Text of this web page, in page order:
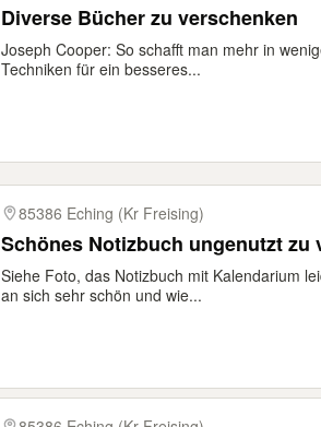
Diverse Bücher zu verschenken
Joseph Cooper: So schafft man mehr in
Techniken für ein besseres...
85386 Eching (Kr Freising)
Schönes Notizbuch ungenutzt zu
Siehe Foto, das Notizbuch mit Kalendarium
an sich sehr schön und wie...